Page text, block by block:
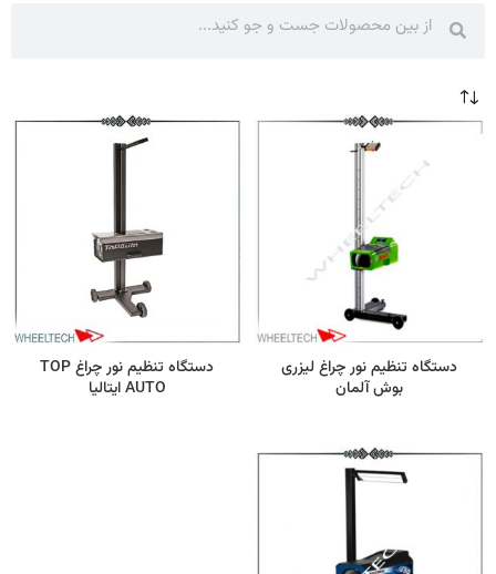
دستگاه تنظیم نور چراغ لیزری
بوش آلمان
دستگاه تنظیم نور چراغ TOP
AUTO ایتالیا